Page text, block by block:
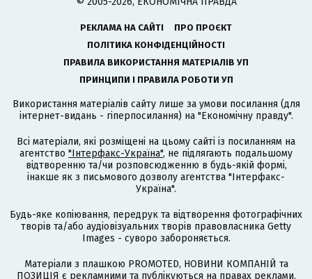
РЕКЛАМА НА САЙТІ
ПРО ПРОЄКТ
ПОЛІТИКА КОНФІДЕНЦІЙНОСТІ
ПРАВИЛА ВИКОРИСТАННЯ МАТЕРІАЛІВ УП
ПРИНЦИПИ І ПРАВИЛА РОБОТИ УП
Використання матеріалів сайту лише за умови посилання (для
інтернет-видань - гіперпосилання) на "Економічну правду".
Всі матеріали, які розміщені на цьому сайті із посиланням на
агентство "Інтерфакс-Україна", не підлягають подальшому
відтворенню та/чи розповсюдженню в будь-якій формі,
інакше як з письмового дозволу агентства "Інтерфакс-
Україна".
Будь-яке копіювання, передрук та відтворення фотографічних
творів та/або аудіовізуальних творів правовласника Getty
Images - суворо забороняється.
Матеріали з плашкою PROMOTED, НОВИНИ КОМПАНІЙ та
ПОЗИЦІЯ є рекламними та публікуються на правах реклами.